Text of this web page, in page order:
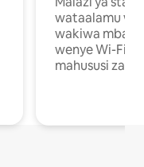
wataalamu
wakiwa mbali
wenye Wi-Fi
mahususi za